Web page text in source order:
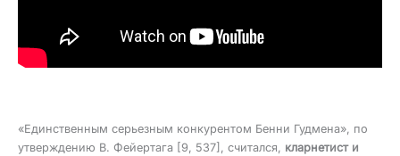
«Единственным серьезным конкурентом Бенни Гудмена», по
утверждению В. Фейертага [9, 537], считался, кларнетист и